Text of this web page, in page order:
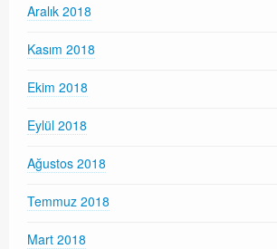
Aralık 2018
Kasım 2018
Ekim 2018
Eylül 2018
Ağustos 2018
Temmuz 2018
Mart 2018